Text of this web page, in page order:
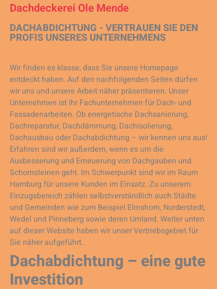
Dachdeckerei Ole Mende
DACHABDICHTUNG - VERTRAUEN SIE DEN
PROFIS UNSERES UNTERNEHMENS
Wir finden es klasse, dass Sie unsere Homepage
entdeckt haben. Auf den nachfolgenden Seiten dürfen
wir uns und unsere Arbeit näher präsentieren. Unser
Unternehmen ist Ihr Fachunternehmen für Dach- und
Fassadenarbeiten. Ob energetische Dachsanierung,
Dachreparatur, Dachdämmung, Dachisolierung,
Dachausbau oder Dachabdichtung – wir kennen uns aus!
Erfahren sind wir außerdem, wenn es um die
Ausbesserung und Erneuerung von Dachgauben und
Schornsteinen geht. Im Schwerpunkt sind wir im Raum
Hamburg für unsere Kunden im Einsatz. Zu unserem
Einzugsbereich zählen selbstverständlich auch Städte
und Gemeinden wie zum Beispiel Elmshorn, Norderstedt,
Wedel und Pinneberg sowie deren Umland. Weiter unten
auf dieser Website haben wir unser Vertriebsgebiet für
Sie näher aufgeführt.
Dachabdichtung – eine gute
Investition